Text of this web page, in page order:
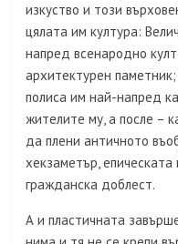
изкуство и този
цялата им култура:
напред всенародно
архитектурен
полиса им най-напред
жителите му, а после –
да плени античното
хекзаметър,
гражданска доблест.
А и пластичната